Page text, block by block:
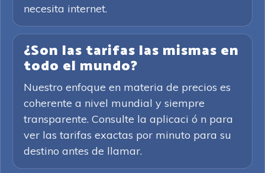
necesita internet.
¿Son las tarifas las mismas en
todo el mundo?
Nuestro enfoque en materia de precios es
coherente a nivel mundial y siempre
transparente. Consulte la aplicaci ó n para
ver las tarifas exactas por minuto para su
destino antes de llamar.